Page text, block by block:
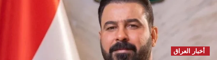
أخبار العراق